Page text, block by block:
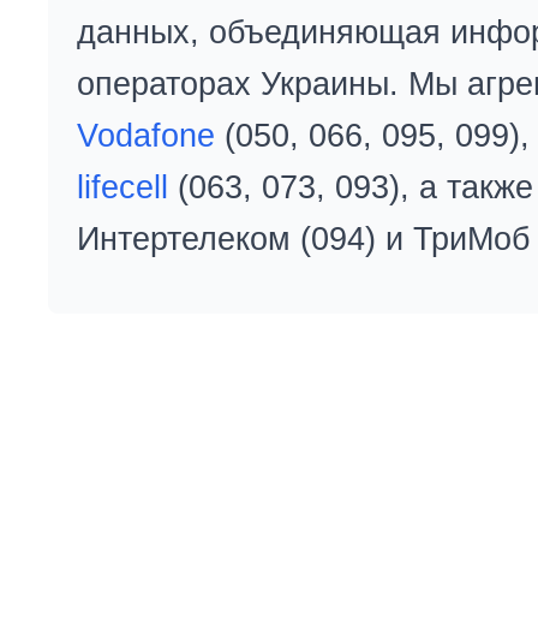
данных, объединяющая
операторах Украины. Мы
Vodafone (050, 066, 095, 099),
lifecell
(063, 073, 093), а
Интертелеком (094) и ТриМоб